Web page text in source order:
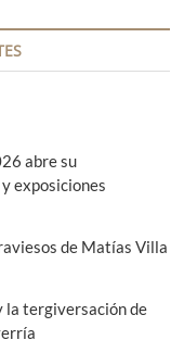
abre su
exposiciones
de Matías Villa
la tergiversación de